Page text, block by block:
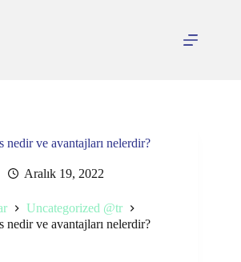
nedir ve avantajları nelerdir?
Aralık 19, 2022
Uncategorized @tr
nedir ve avantajları nelerdir?